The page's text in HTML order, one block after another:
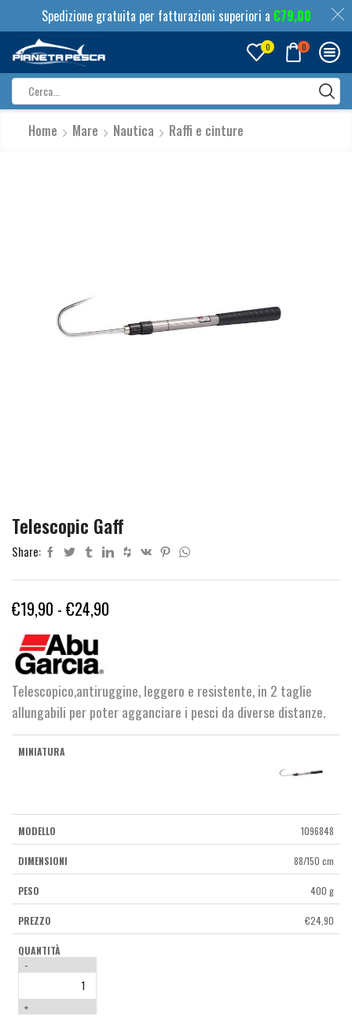
Spedizione gratuita per fatturazioni superiori a €79,00
0 0
input
Home Mare Nautica Raffi e cinture
Telescopic Gaff
Share:
€19,90 - €24,90
da
€19,90
a
Telescopico,antiruggine, leggero e resistente, in 2 taglie
allungabili per poter agganciare i pesci da diverse distanze.
1096848
88/150 cm
400 g
€24,90
-
+